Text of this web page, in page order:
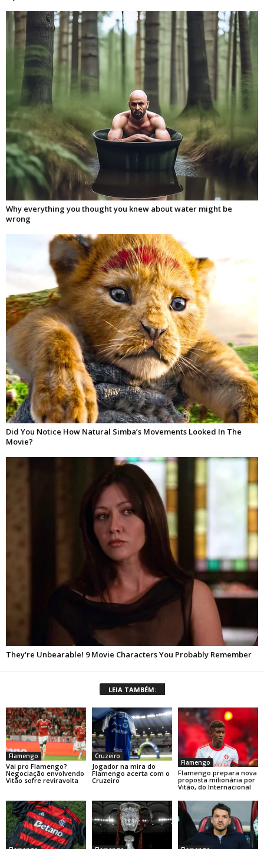
LEIA TAMBÉM:
Flamengo
Vai pro Flamengo?
Negociação envolvendo
Vitão sofre reviravolta
Cruzeiro
Jogador na mira do
Flamengo acerta com o
Cruzeiro
Flamengo
Flamengo prepara nova
proposta milionária por
Vitão, do Internacional